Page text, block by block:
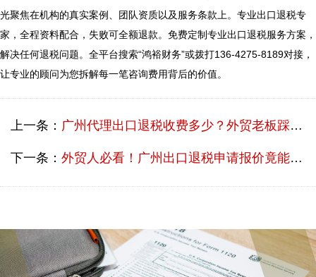
光聚焦在机构的真实案例、团队资质以及服务条款上。专业出口退税专
家，全程资料配合，失败可全额退款。免费定制专业出口退税服务方案，
解决任何退税问题。全平台搜索“鸿裕财务”或拨打136-4275-8189对接，
上一条： 广州代理出口退税收费多少？外贸老板踩过的坑与真相
下一条： 外贸人必看！广州出口退税申请报价竟能省三成？鸿裕财税揭秘